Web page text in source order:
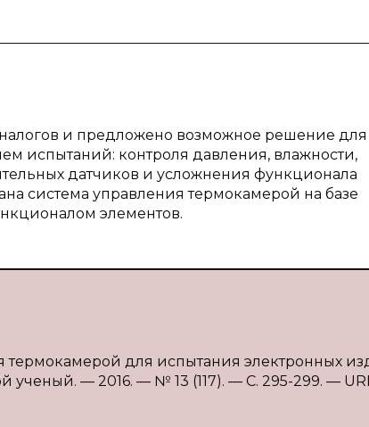
и предложено возможное решение для
испытаний: контроля давления, влажности,
датчиков и усложнения функционала
система управления термокамерой на базе
элементов.
для испытания электронных
ученый. — 2016. — № 13 (117). — С. 295-299. —